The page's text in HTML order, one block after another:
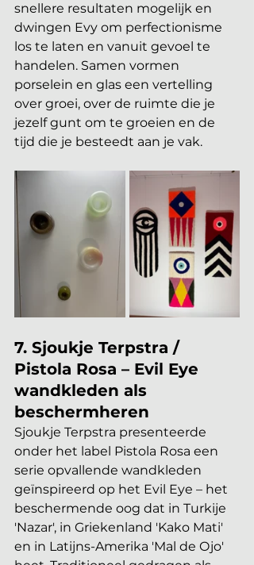
snellere resultaten mogelijk en
dwingen Evy om perfectionisme
los te laten en vanuit gevoel te
handelen. Samen vormen
porselein en glas een vertelling
over groei, over de ruimte die je
jezelf gunt om te groeien en de
tijd die je besteedt aan je vak.
7. Sjoukje Terpstra /
Pistola Rosa – Evil Eye
wandkleden als
beschermheren
Sjoukje Terpstra presenteerde
onder het label Pistola Rosa een
serie opvallende wandkleden
geïnspireerd op het Evil Eye – het
beschermende oog dat in Turkije
'Nazar', in Griekenland 'Kako Mati'
en in Latijns-Amerika 'Mal de Ojo'